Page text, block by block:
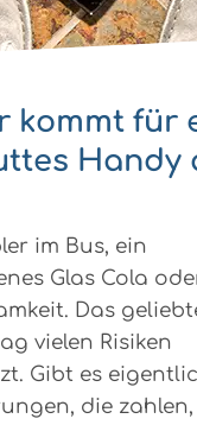
kommt für
Handy
im Bus, ein
Glas Cola
Das
vielen Risiken
Gibt es
die zahlen,